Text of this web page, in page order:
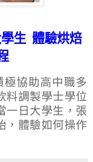
生 體驗烘焙
協助高中職多
料調製學士學位
一日大學生，張
，體驗如何操作